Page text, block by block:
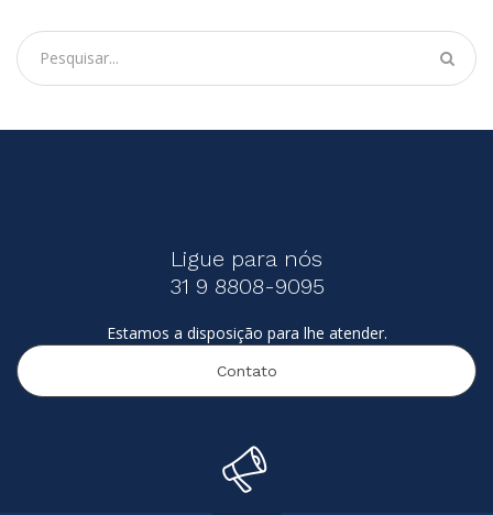
Ligue para nós
31 9 8808-9095
Estamos a disposição para lhe atender.
Contato